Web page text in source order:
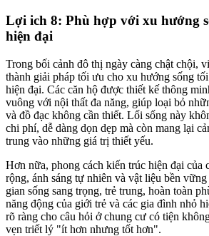
Lợi ich 8: Phù hợp với xu hướng
hiện đại
Trong bối cảnh đô thị ngày càng chật chội,
thành giải pháp tối ưu cho xu hướng sống
hiện đại. Các căn hộ được thiết kế thông
vuông với nội thất đa năng, giúp loại bỏ
và đồ đạc không cần thiết. Lối sống này
chi phí, dễ dàng dọn dẹp mà còn mang lại
trung vào những giá trị thiết yếu.
Hơn nữa, phong cách kiến trúc hiện đại của
rộng, ánh sáng tự nhiên và vật liệu bền
gian sống sang trọng, trẻ trung, hoàn toàn
năng động của giới trẻ và các gia đình nhỏ
rõ ràng cho câu hỏi ở chung cư có tiện
vẹn triết lý "ít hơn nhưng tốt hơn".